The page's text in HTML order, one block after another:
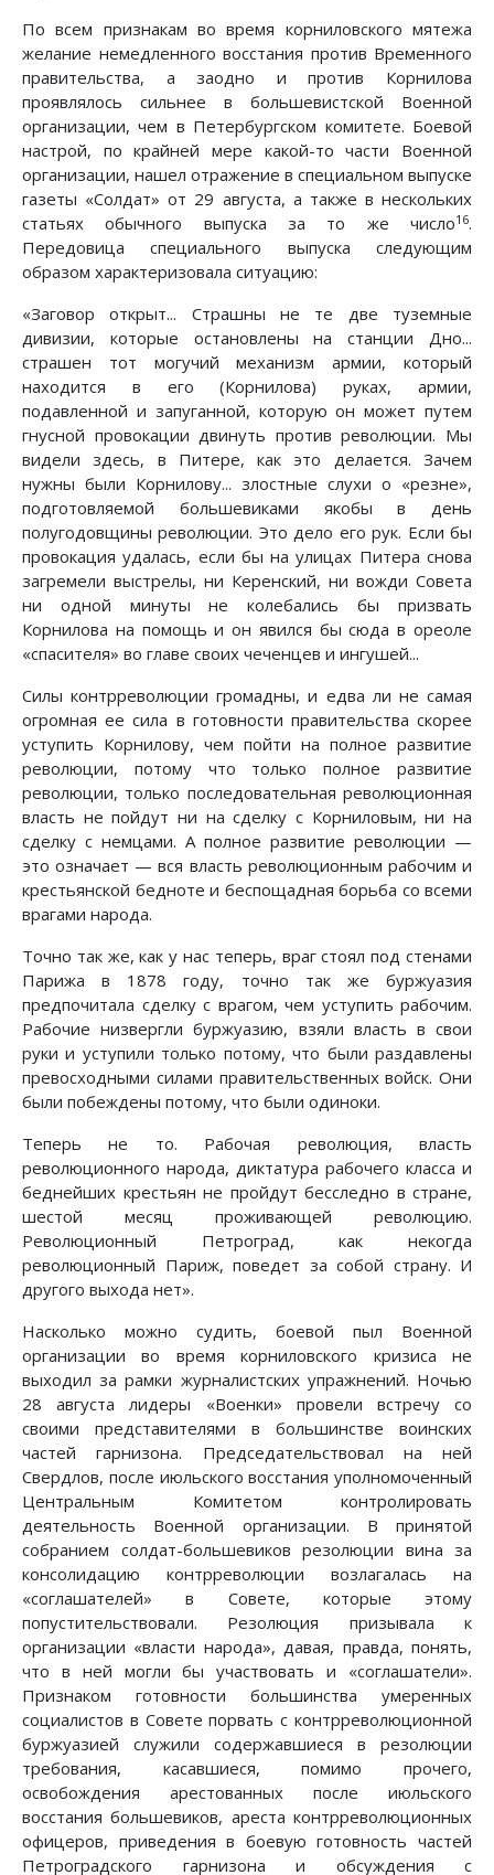
По всем признакам во время корниловского мятежа
желание немедленного восстания против Временного
правительства, а заодно и против Корнилова
проявлялось сильнее в большевистской Военной
организации, чем в Петербургском комитете. Боевой
настрой, по крайней мере какой-то части Военной
организации, нашел отражение в специальном выпуске
газеты «Солдат» от 29 августа, а также в нескольких
статьях обычного выпуска за то же число16.
Передовица специального выпуска следующим
образом характеризовала ситуацию:
«Заговор открыт... Страшны не те две туземные
дивизии, которые остановлены на станции Дно...
страшен тот могучий механизм армии, который
находится в его (Корнилова) руках, армии,
подавленной и запуганной, которую он может путем
гнусной провокации двинуть против революции. Мы
видели здесь, в Питере, как это делается. Зачем
нужны были Корнилову... злостные слухи о «резне»,
подготовляемой большевиками якобы в день
полугодовщины революции. Это дело его рук. Если бы
провокация удалась, если бы на улицах Питера снова
загремели выстрелы, ни Керенский, ни вожди Совета
ни одной минуты не колебались бы призвать
Корнилова на помощь и он явился бы сюда в ореоле
«спасителя» во главе своих чеченцев и ингушей...
Силы контрреволюции громадны, и едва ли не самая
огромная ее сила в готовности правительства скорее
уступить Корнилову, чем пойти на полное развитие
революции, потому что только полное развитие
революции, только последовательная революционная
власть не пойдут ни на сделку с Корниловым, ни на
сделку с немцами. А полное развитие революции —
это означает — вся власть революционным рабочим и
крестьянской бедноте и беспощадная борьба со всеми
врагами народа.
Точно так же, как у нас теперь, враг стоял под стенами
Парижа в 1878 году, точно так же буржуазия
предпочитала сделку с врагом, чем уступить рабочим.
Рабочие низвергли буржуазию, взяли власть в свои
руки и уступили только потому, что были раздавлены
превосходными силами правительственных войск. Они
были побеждены потому, что были одиноки.
Теперь не то. Рабочая революция, власть
революционного народа, диктатура рабочего класса и
беднейших крестьян не пройдут бесследно в стране,
шестой месяц проживающей революцию.
Революционный Петроград, как некогда
революционный Париж, поведет за собой страну. И
другого выхода нет».
Насколько можно судить, боевой пыл Военной
организации во время корниловского кризиса не
выходил за рамки журналистских упражнений. Ночью
28 августа лидеры «Военки» провели встречу со
своими представителями в большинстве воинских
частей гарнизона. Председательствовал на ней
Свердлов, после июльского восстания уполномоченный
Центральным Комитетом контролировать
деятельность Военной организации. В принятой
собранием солдат-большевиков резолюции вина за
консолидацию контрреволюции возлагалась на
«соглашателей» в Совете, которые этому
попустительствовали. Резолюция призывала к
организации «власти народа», давая, правда, понять,
что в ней могли бы участвовать и «соглашатели».
Признаком готовности большинства умеренных
социалистов в Совете порвать с контрреволюционной
буржуазией служили содержавшиеся в резолюции
требования, касавшиеся, помимо прочего,
освобождения арестованных после июльского
восстания большевиков, ареста контрреволюционных
офицеров, приведения в боевую готовность частей
Петроградского гарнизона и обсуждения с